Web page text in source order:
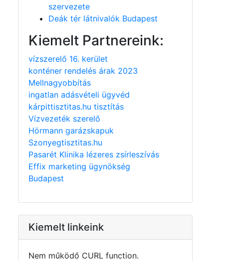
szervezete
Deák tér látnivalók Budapest
Kiemelt Partnereink:
vízszerelő 16. kerület
konténer rendelés árak 2023
Mellnagyobbítás
ingatlan adásvételi ügyvéd
kárpittisztitas.hu tisztítás
Vízvezeték szerelő
Hörmann garázskapuk
Szonyegtisztitas.hu
Pasarét Klinika lézeres zsírleszívás
Effix marketing ügynökség
Budapest
Kiemelt linkeink
Nem működő CURL function.